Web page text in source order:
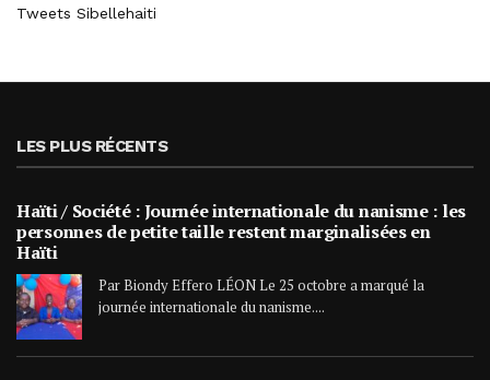
Tweets Sibellehaiti
LES PLUS RÉCENTS
Haïti / Société : Journée internationale du nanisme : les
personnes de petite taille restent marginalisées en
Haïti
Par Biondy Effero LÉON Le 25 octobre a marqué la
journée internationale du nanisme....